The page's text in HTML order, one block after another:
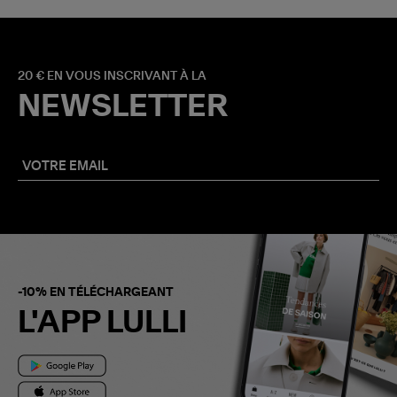
20 € EN VOUS INSCRIVANT À LA
NEWSLETTER
-10% EN TÉLÉCHARGEANT
L'APP LULLI